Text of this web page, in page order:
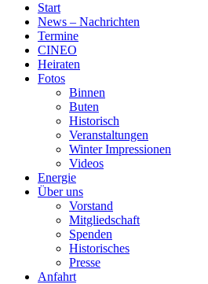
Start
News – Nachrichten
Termine
CINEO
Heiraten
Fotos
Binnen
Buten
Historisch
Veranstaltungen
Winter Impressionen
Videos
Energie
Über uns
Vorstand
Mitgliedschaft
Spenden
Historisches
Presse
Anfahrt